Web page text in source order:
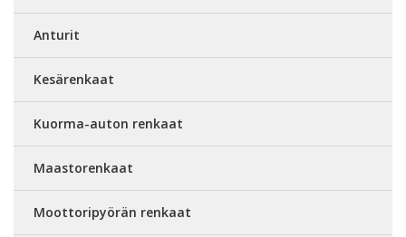
Anturit
Kesärenkaat
Kuorma-auton renkaat
Maastorenkaat
Moottoripyörän renkaat